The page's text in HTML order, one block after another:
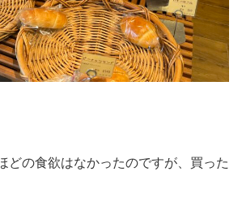
どの食欲はなかったのですが、買った